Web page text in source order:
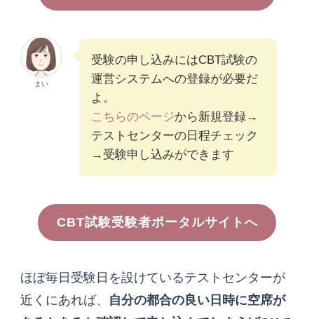
まい
受験の申し込みにはCBT試験の
運営システムへの登録が必要だ
よ。
こちらのページから新規登録→
テストセンターの日程チェック
→受験申し込みができます
CBT試験受験者ポータルサイトへ
ほぼ毎日受験日を設けているテストセンターが
近くにあれば、 自分の都合の良い日時に空席が